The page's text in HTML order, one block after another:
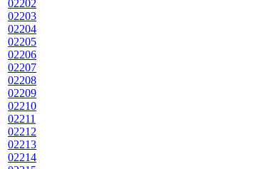
02202
02203
02204
02205
02206
02207
02208
02209
02210
02211
02212
02213
02214